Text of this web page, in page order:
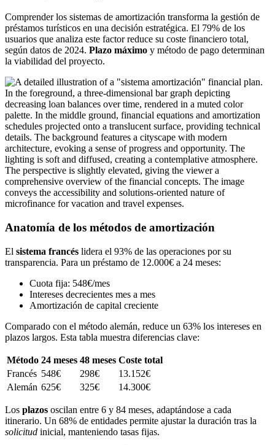
Comprender los sistemas de amortización transforma la gestión de
préstamos turísticos en una decisión estratégica. El 79% de los
usuarios que analiza este factor reduce su coste financiero total,
según datos de 2024. Plazo máximo y método de pago determinan
la viabilidad del proyecto.
Anatomía de los métodos de amortización
El sistema francés lidera el 93% de las operaciones por su
transparencia. Para un préstamo de 12.000€ a 24 meses:
Cuota fija: 548€/mes
Intereses decrecientes mes a mes
Amortización de capital creciente
Comparado con el método alemán, reduce un 63% los intereses en
plazos largos. Esta tabla muestra diferencias clave:
Método 24 meses 48 meses Coste total
Francés 548€ 298€
13.152€
Alemán 625€ 325€ 14.300€
Los plazos oscilan entre 6 y 84 meses, adaptándose a cada
itinerario. Un 68% de entidades permite ajustar la duración tras la
solicitud inicial, manteniendo tasas fijas.